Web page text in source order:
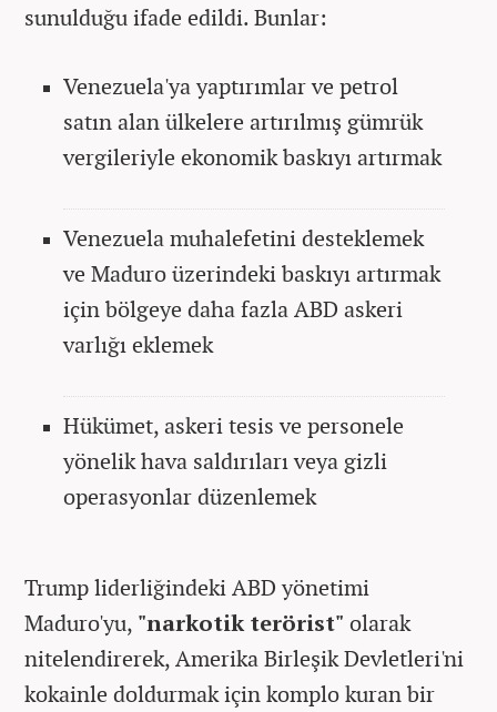
sunulduğu ifade edildi. Bunlar:
Venezuela'ya yaptırımlar ve petrol
satın alan ülkelere artırılmış gümrük
vergileriyle ekonomik baskıyı artırmak
Venezuela muhalefetini desteklemek
ve Maduro üzerindeki baskıyı artırmak
için bölgeye daha fazla ABD askeri
varlığı eklemek
Hükümet, askeri tesis ve personele
yönelik hava saldırıları veya gizli
operasyonlar düzenlemek
Trump liderliğindeki ABD yönetimi
Maduro'yu, "narkotik terörist" olarak
nitelendirerek, Amerika Birleşik Devletleri'ni
kokainle doldurmak için komplo kuran bir